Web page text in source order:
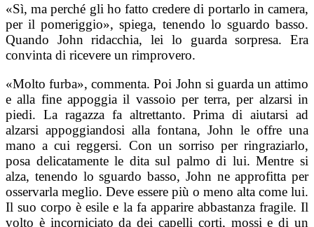
«Sì, ma perché gli ho fatto credere di portarlo in camera,
per il pomeriggio», spiega, tenendo lo sguardo basso.
Quando John ridacchia, lei lo guarda sorpresa. Era
convinta di ricevere un rimprovero.
«Molto furba», commenta. Poi John si guarda un attimo
e alla fine appoggia il vassoio per terra, per alzarsi in
piedi. La ragazza fa altrettanto. Prima di aiutarsi ad
alzarsi appoggiandosi alla fontana, John le offre una
mano a cui reggersi. Con un sorriso per ringraziarlo,
posa delicatamente le dita sul palmo di lui. Mentre si
alza, tenendo lo sguardo basso, John ne approfitta per
osservarla meglio. Deve essere più o meno alta come lui.
Il suo corpo è esile e la fa apparire abbastanza fragile. Il
volto è incorniciato da dei capelli corti, mossi e di un